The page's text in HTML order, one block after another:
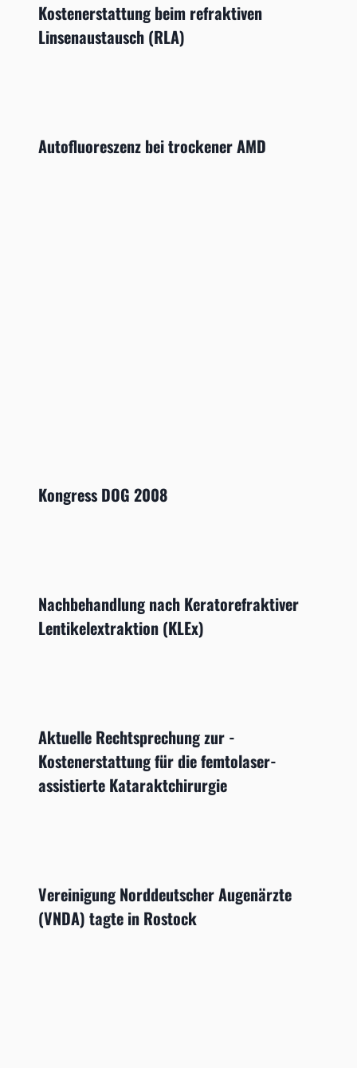
Kostenerstattung beim refraktiven
Linsenaustausch (RLA)
Autofluoreszenz bei trockener AMD
Kongress DOG 2008
Nachbehandlung nach Keratorefraktiver
Lentikelextraktion (KLEx)
Aktuelle Rechtsprechung zur ­
Kostenerstattung für die femtolaser­
assistierte Kataraktchirurgie
Vereinigung Norddeutscher Augenärzte
(VNDA) tagte in Rostock